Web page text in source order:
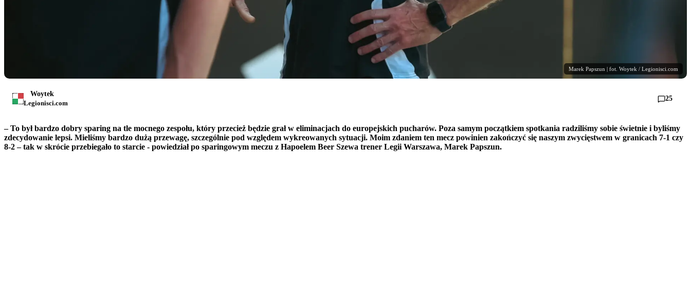
Marek Papszun | fot. Woytek / Legionisci.com
Woytek
Legionisci.com
25
​– To był bardzo dobry sparing na tle mocnego zespołu, który przecież będzie grał w eliminacjach do europejskich pucharów. Poza samym początkiem spotkania radziliśmy sobie świetnie i byliśmy
zdecydowanie lepsi. Mieliśmy bardzo dużą przewagę, szczególnie pod względem wykreowanych sytuacji. Moim zdaniem ten mecz powinien zakończyć się naszym zwycięstwem w granicach 7-1 czy
8-2 – tak w skrócie przebiegało to starcie - powiedział po sparingowym meczu z Hapoelem Beer Szewa trener Legii Warszawa, Marek Papszun.